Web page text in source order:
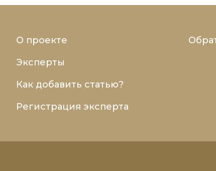
О проекте
Эксперты
Как добавить статью?
Регистрация эксперта